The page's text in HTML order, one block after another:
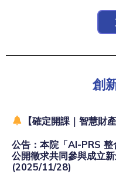
創
【確定開課｜智慧財
公告：本院「AI-PRS 整
公開徵求共同參與成立
(2025/11/28)